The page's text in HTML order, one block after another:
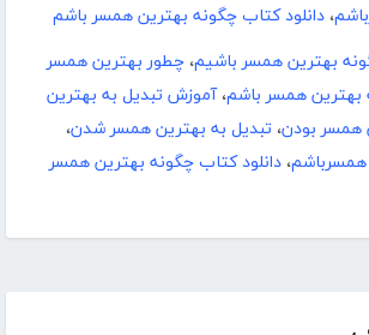
، دانلود کتاب چگونه بهترین همسر باشم
بهترین همسر باشیم، چطور بهترین همسر
بهترین همسر باشم،آموزش تبدیل به بهترین
همسر بودن، تبدیل به بهترین همسر شدن،
، دانلود کتاب چگونه بهترین همسر